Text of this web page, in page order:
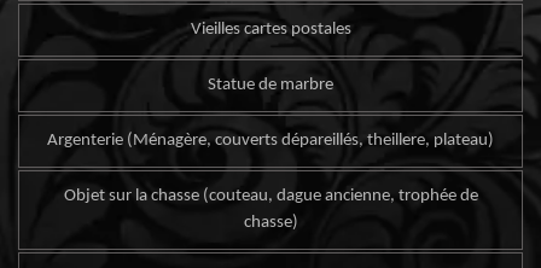
Vieilles cartes postales
Statue de marbre
Argenterie (Ménagère, couverts dépareillés, theillere, plateau)
Objet sur la chasse (couteau, dague ancienne, trophée de
chasse)